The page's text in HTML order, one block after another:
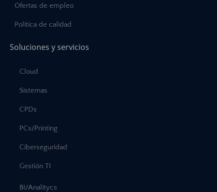
Ofertas de empleo
Política de calidad
Soluciones y servicios
Cloud
Sistemas
CPDs
PCs/Printing
Ciberseguridad
Gestión TI
BI/Analitycs